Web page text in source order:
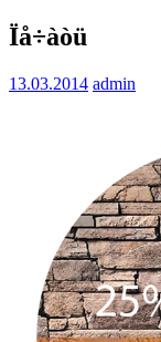
Ïå÷àòü
13.03.2014 admin